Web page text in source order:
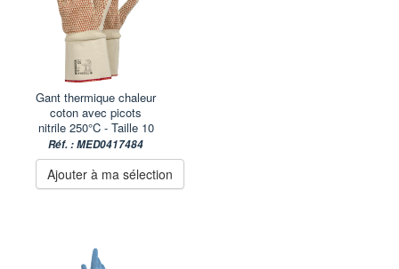
Gant thermique chaleur
coton avec picots
nitrile 250°C - Taille 10
Réf. : MED0417484
Ajouter à ma sélection